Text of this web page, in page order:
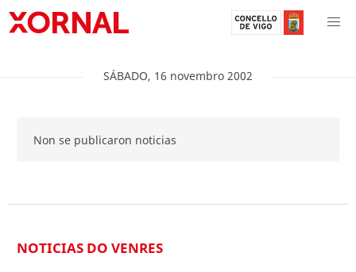
SÁBADO, 16 novembro 2002
Non se publicaron noticias
NOTICIAS DO VENRES